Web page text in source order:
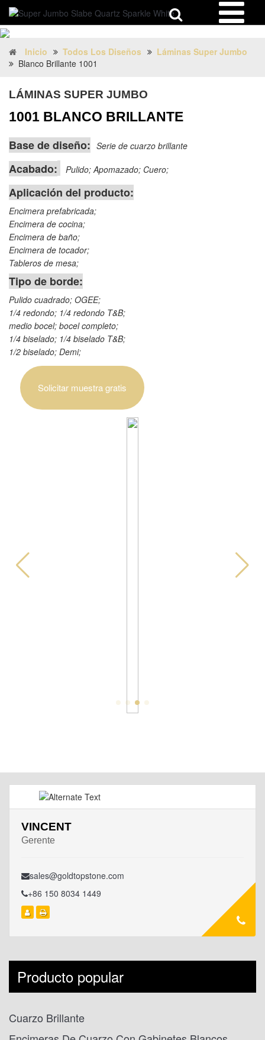
Inicio Todos Los Diseños
Láminas Super Jumbo
Blanco Brillante 1001
LÁMINAS SUPER JUMBO
1001 BLANCO BRILLANTE
Base de diseño: Serie de cuarzo brillante
Acabado: Pulido; Apomazado; Cuero;
Aplicación del producto:
Encimera prefabricada;
Encimera de cocina;
Encimera de baño;
Encimera de tocador;
Tableros de mesa;
Tipo de borde:
Pulido cuadrado; OGEE;
1/4 redondo; 1/4 redondo T&B;
medio bocel; bocel completo;
1/4 biselado; 1/4 biselado T&B;
1/2 biselado; Demi;
Solicitar muestra gratis
VINCENT
Gerente
sales@goldtopstone.com
+86 150 8034 1449
Producto popular
Cuarzo Brillante